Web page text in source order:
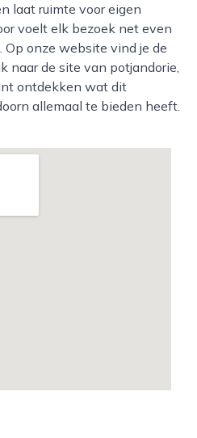
laat ruimte voor eigen
voelt elk bezoek net even
onze website vind je de
naar de site van potjandorie,
ontdekken wat dit
allemaal te bieden heeft.